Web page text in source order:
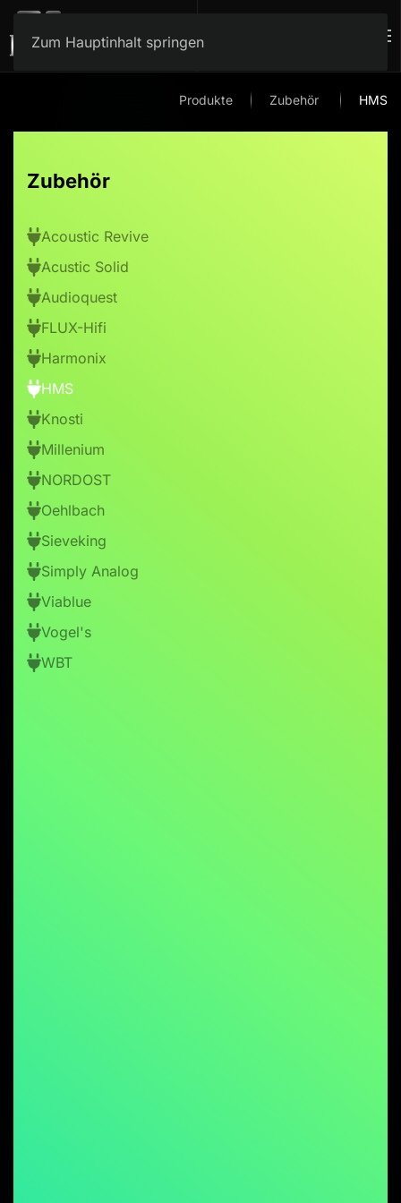
Zum Hauptinhalt springen
Produkte Zubehör HMS
Zubehör
Acoustic Revive
Acustic Solid
Audioquest
FLUX-Hifi
Harmonix
HMS
Knosti
Millenium
NORDOST
Oehlbach
Sieveking
Simply Analog
Viablue
Vogel's
WBT